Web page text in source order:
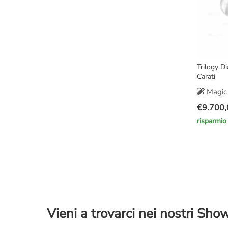
Trilogy
Carati
Il
prezzo
€
Il
prezzo
risparmio
Vieni a trovarci nei nostri